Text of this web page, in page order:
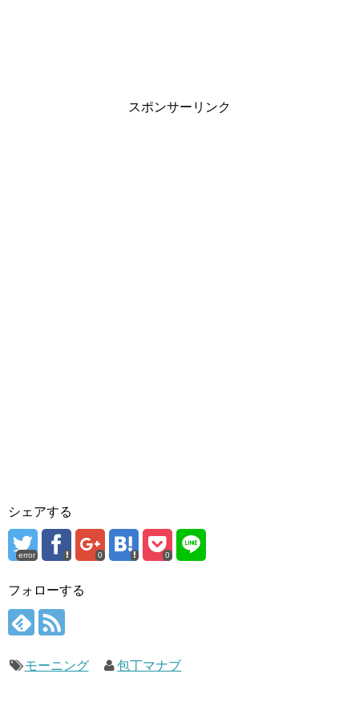
スポンサーリンク
シェアする
error 0 0
フォローする
モーニング 包丁マナブ